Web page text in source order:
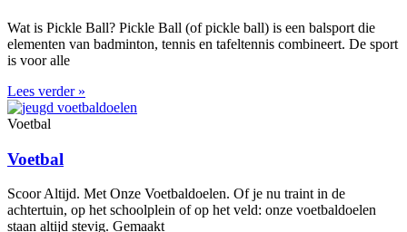
Wat is Pickle Ball? Pickle Ball (of pickle ball) is een balsport die
elementen van badminton, tennis en tafeltennis combineert. De sport
is voor alle
Lees verder »
Voetbal
Voetbal
Scoor Altijd. Met Onze Voetbaldoelen. Of je nu traint in de
achtertuin, op het schoolplein of op het veld: onze voetbaldoelen
staan altijd stevig. Gemaakt